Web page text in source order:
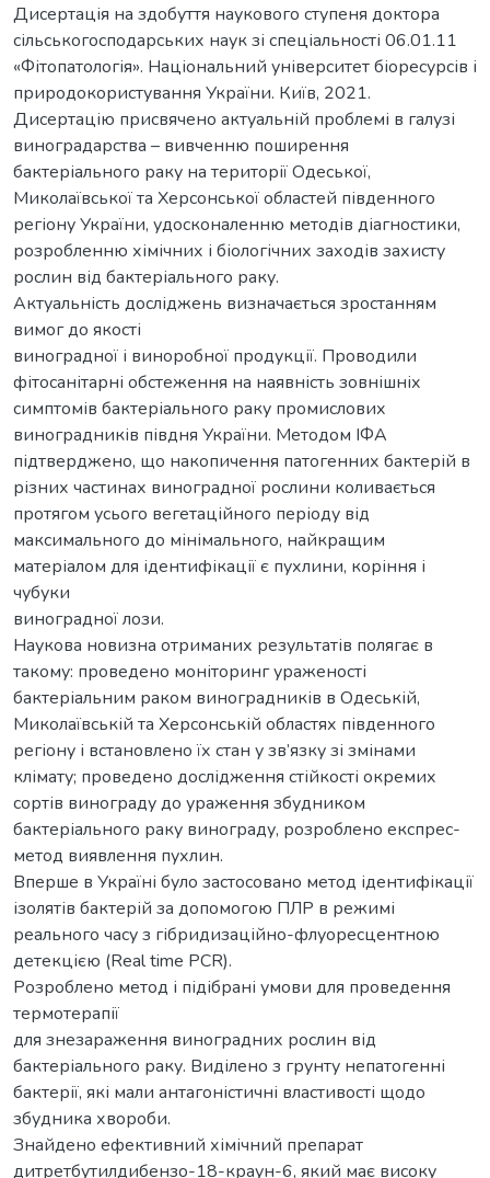
Дисертація на здобуття наукового ступеня доктора
сільськогосподарських наук зі спеціальності 06.01.11
«Фітопатологія». Національний університет біоресурсів і
природокористування України. Київ, 2021.
Дисертацію присвячено актуальній проблемі в галузі
виноградарства – вивченню поширення
бактеріального раку на території Одеської,
Миколаївської та Херсонської областей південного
регіону України, удосконаленню методів діагностики,
розробленню хімічних і біологічних заходів захисту
рослин від бактеріального раку.
Актуальність досліджень визначається зростанням
вимог до якості
виноградної і виноробної продукції. Проводили
фітосанітарні обстеження на наявність зовнішніх
симптомів бактеріального раку промислових
виноградників півдня України. Методом ІФА
підтверджено, що накопичення патогенних бактерій в
різних частинах виноградної рослини коливається
протягом усього вегетаційного періоду від
максимального до мінімального, найкращим
матеріалом для ідентифікації є пухлини, коріння і
чубуки
виноградної лози.
Наукова новизна отриманих результатів полягає в
такому: проведено моніторинг ураженості
бактеріальним раком виноградників в Одеській,
Миколаївській та Херсонській областях південного
регіону і встановлено їх стан у зв’язку зі змінами
клімату; проведено дослідження стійкості окремих
сортів винограду до ураження збудником
бактеріального раку винограду, розроблено експрес-
метод виявлення пухлин.
Вперше в Україні було застосовано метод ідентифікації
ізолятів бактерій за допомогою ПЛР в режимі
реального часу з гібридизаційно-флуоресцентною
детекцією (Real time PСR).
Розроблено метод і підібрані умови для проведення
термотерапії
для знезараження виноградних рослин від
бактеріального раку. Виділено з грунту непатогенні
бактерії, які мали антагоністичні властивості щодо
збудника хвороби.
Знайдено ефективний хімічний препарат
дитретбутилдибензо-18-краун-6, який має високу